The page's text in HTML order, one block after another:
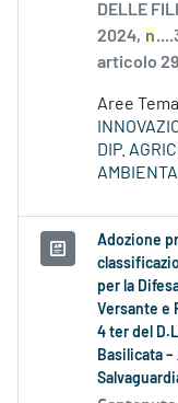
DELLE
2024, n
articolo
Aree
DIP.
Adozione
per la
Versante e
4 ter del
Basilicata